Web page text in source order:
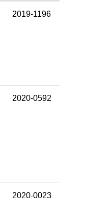
2019-1196
2020-0592
2020-0023